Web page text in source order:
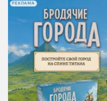
РЕКЛАМА